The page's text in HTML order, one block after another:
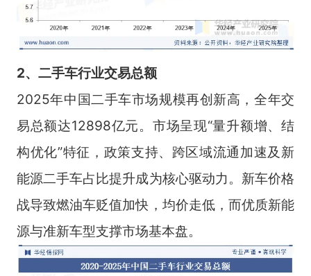
2、二手车行业交易总额
2025年中国二手车市场规模再创新高，全年交
易总额达12898亿元。市场呈现“量升额增、结
构优化”特征，政策支持、跨区域流通加速及新
能源二手车占比提升成为核心驱动力。新车价格
战导致燃油车贬值加快，均价走低，而优质新能
源与准新车型支撑市场基本盘。